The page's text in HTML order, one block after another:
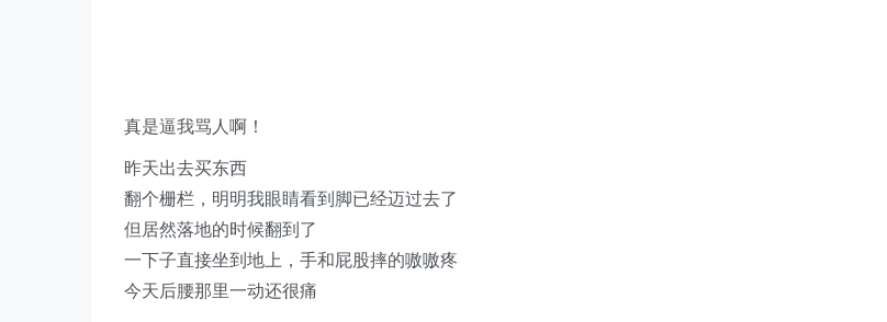
真是逼我骂人啊！
昨天出去买东西
翻个栅栏，明明我眼睛看到脚已经迈过去了
但居然落地的时候翻到了
一下子直接坐到地上，手和屁股摔的嗷嗷疼
今天后腰那里一动还很痛